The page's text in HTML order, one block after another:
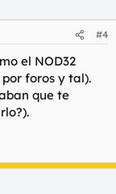
#4
el NOD32
foros y tal).
que te